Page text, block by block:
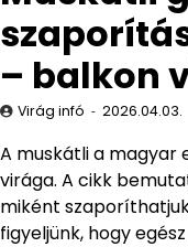
– balkon
Virág infó 2026.04.03.
A muskátli a magyar
virága. A cikk
miként
figyeljünk, hogy